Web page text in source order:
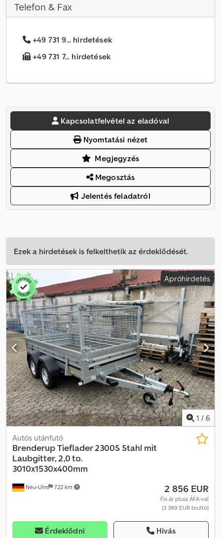
Telefon & Fax
+49 731 9... hirdetések
+49 731 7... hirdetések
Kapcsolatfelvétel az eladóval
Nyomtatási nézet
Megjegyzés
Megosztás
Jelentés feladatról
Ezek a hirdetések is felkelthetik az érdeklődését.
Apróhirdetés
1 / 6
Neu-Ulm 722 km
Autós utánfutó
BrenderupTieflader 2300S Stahl mit
Laubgitter, 2,0 to.
3010x1530x400mm
2 856 EUR
Fix ár plusz ÁFA-val
(3 399 EUR bruttó)
Érdeklődni Hívás